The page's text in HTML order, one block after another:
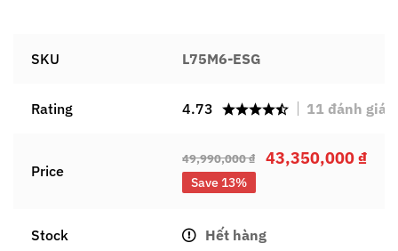
SKU L75M6-ESG
Rating 4.73 11 đánh giá
Price
49,990,000₫ 43,350,000₫
Save 13%
Stock Hết hàng